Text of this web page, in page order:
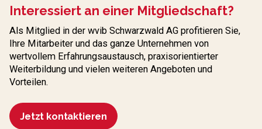
Interessiert an einer Mitgliedschaft?
Als Mitglied in der wvib Schwarzwald AG profitieren Sie,
Ihre Mitarbeiter und das ganze Unternehmen von
wertvollem Erfahrungs­austausch, praxisorientierter
Weiterbildung und vielen weiteren Angeboten und
Vorteilen.
Jetzt kontaktieren